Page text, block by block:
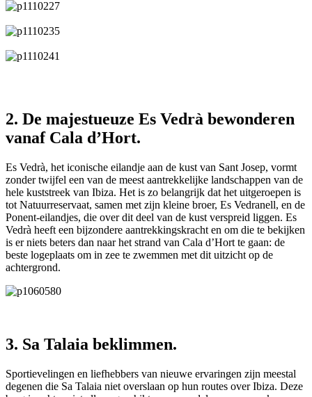
2. De majestueuze Es Vedrà bewonderen
vanaf Cala d’Hort.
Es Vedrà, het iconische eilandje aan de kust van Sant Josep, vormt
zonder twijfel een van de meest aantrekkelijke landschappen van de
hele kuststreek van Ibiza. Het is zo belangrijk dat het uitgeroepen is
tot Natuurreservaat, samen met zijn kleine broer, Es Vedranell, en de
Ponent-eilandjes, die over dit deel van de kust verspreid liggen. Es
Vedrà heeft een bijzondere aantrekkingskracht en om die te bekijken
is er niets beters dan naar het strand van Cala d’Hort te gaan: de
beste logeplaats om in zee te zwemmen met dit uitzicht op de
achtergrond.
3. Sa Talaia beklimmen.
Sportievelingen en liefhebbers van nieuwe ervaringen zijn meestal
degenen die Sa Talaia niet overslaan op hun routes over Ibiza. Deze